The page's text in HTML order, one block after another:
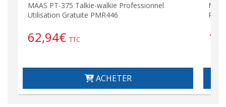
MAAS PT-375 Talkie-walkie Professionnel
Utilisation Gratuite PMR446
62,94€ TTC
ACHETER